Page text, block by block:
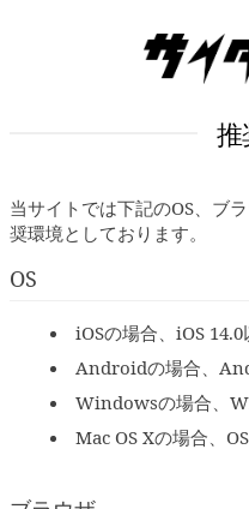
当サイトでは下記のOS、ブ
奨環境としております。
OS
iOSの場合、iOS 14.0
Androidの場合、
Windowsの場合、
Mac OS Xの場合、